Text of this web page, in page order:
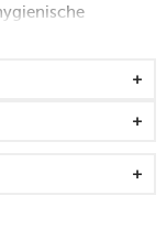
gut